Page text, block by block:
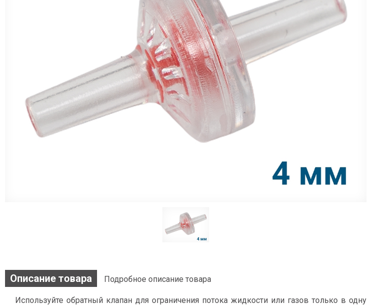
Описание товара Подробное описание товара
Используйте обратный клапан для ограничения потока жидкости или газов только в одну